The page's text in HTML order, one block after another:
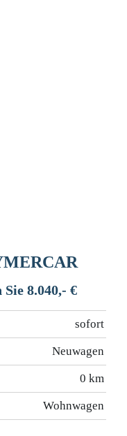
8.040,- €
sofort
Neuwagen
0 km
Wohnwagen